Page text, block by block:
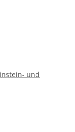
und